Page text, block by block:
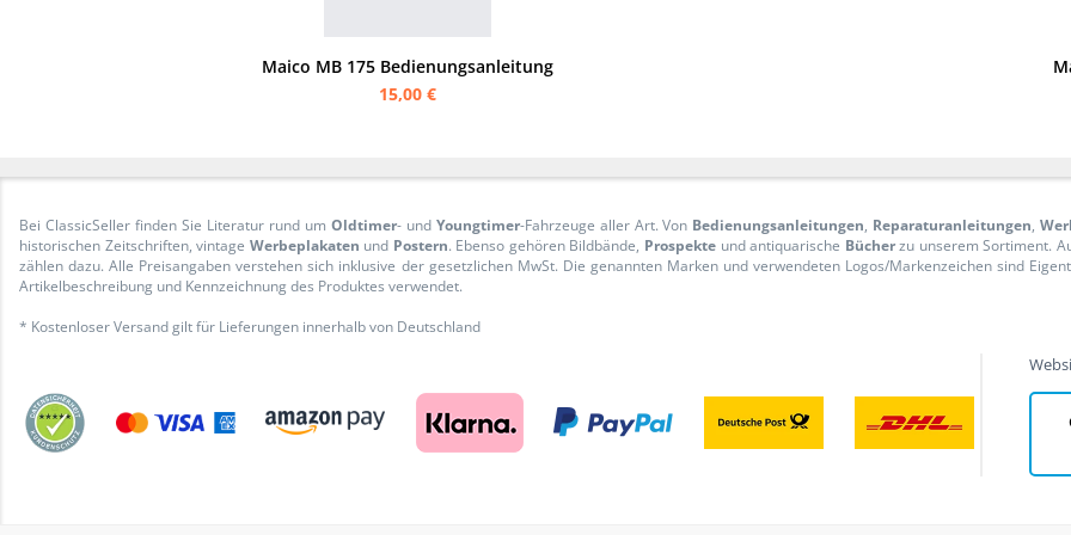
Maico MB 175 Bedienungsanleitung
15,00 €
Bei ClassicSeller finden Sie Literatur rund um Oldtimer- und Youngtimer-Fahrzeuge aller Art. Von Bedienungsanleitungen, Reparaturanleitungen,
historischen Zeitschriften, vintage Werbeplakaten und Postern. Ebenso gehören Bildbände, Prospekte und antiquarische Bücherzu unserem Sortiment.
zählen dazu. Alle Preisangaben verstehen sich inklusive der gesetzlichen MwSt. Die genannten Marken und verwendeten Logos/Markenzeichen sind
Artikelbeschreibung und Kennzeichnung des Produktes verwendet.
* Kostenloser Versand gilt für Lieferungen innerhalb von Deutschland